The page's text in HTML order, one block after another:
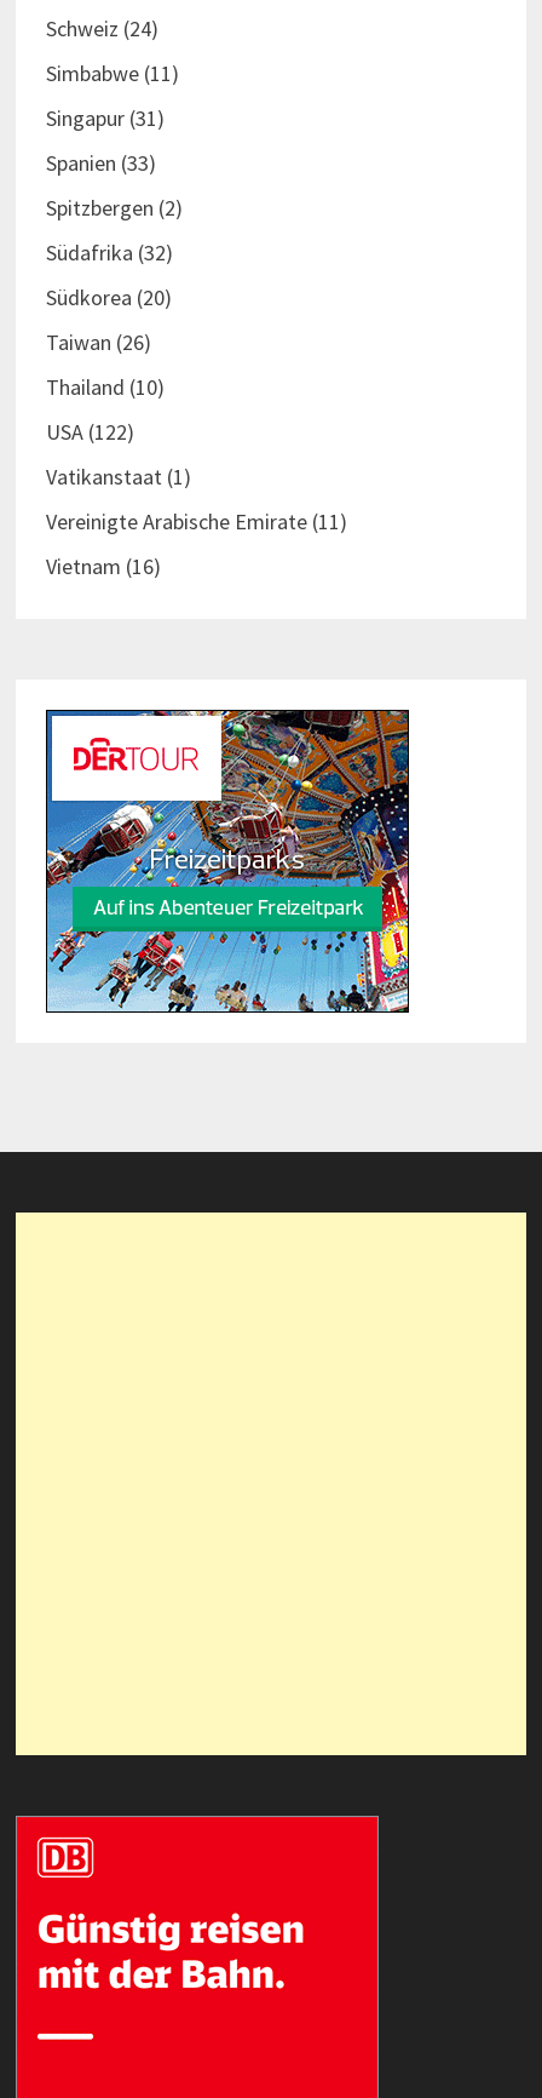
Schweiz (24)
Simbabwe(11)
Singapur(31)
Spanien (33)
Spitzbergen (2)
Südafrika (32)
Südkorea (20)
Taiwan (26)
Thailand (10)
USA(122)
Vatikanstaat(1)
Vereinigte Arabische Emirate(11)
Vietnam (16)